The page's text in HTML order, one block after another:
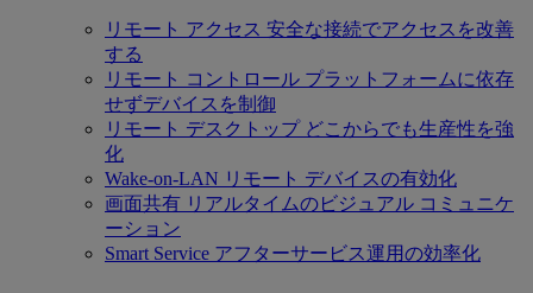
リモート アクセス 安全な接続でアクセスを改善
する
リモート コントロール プラットフォームに依存
せずデバイスを制御
リモート デスクトップ どこからでも生産性を強
化
Wake-on-LAN リモート デバイスの有効化
画面共有 リアルタイムのビジュアル コミュニケ
ーション
Smart Service アフターサービス運用の効率化